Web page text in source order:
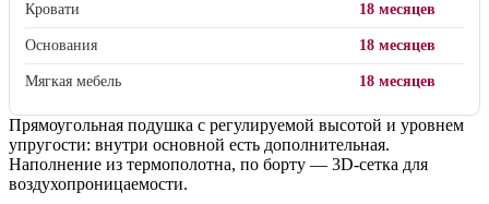
Кровати 18 месяцев
Основания 18 месяцев
Мягкая мебель 18 месяцев
Прямоугольная подушка с регулируемой высотой и уровнем
упругости: внутри основной есть дополнительная.
Наполнение из термополотна, по борту — 3D-сетка для
воздухопроницаемости.